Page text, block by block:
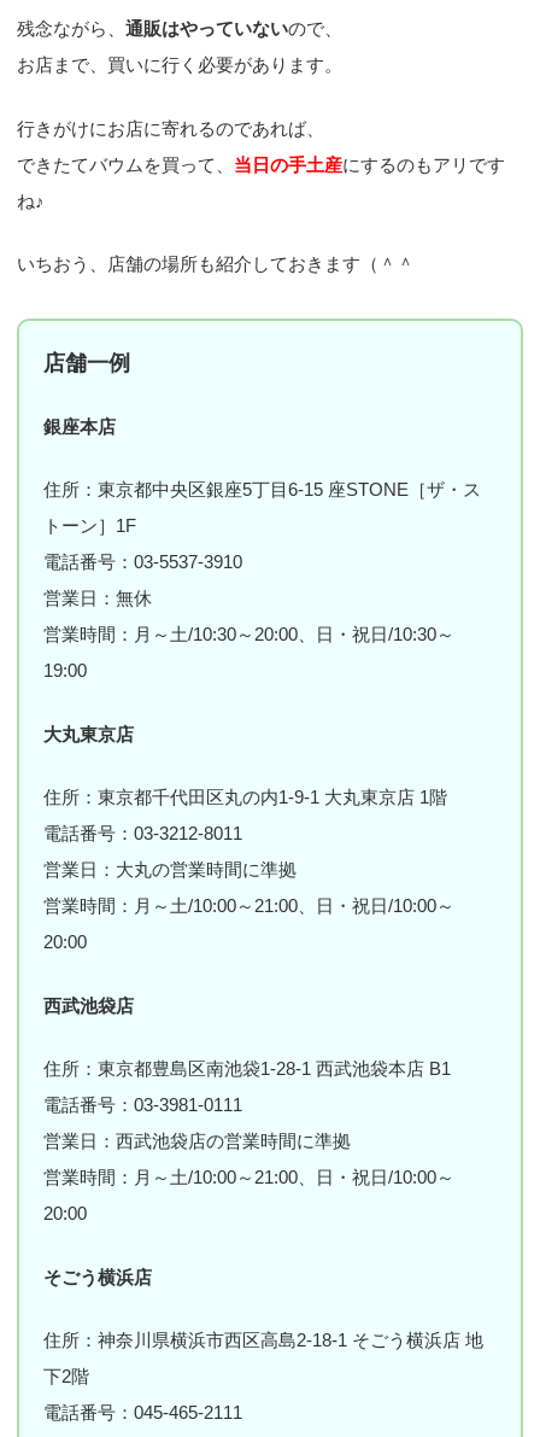
残念ながら、通販はやっていないので、
お店まで、買いに行く必要があります。
行きがけにお店に寄れるのであれば、
できたてバウムを買って、 当日の手土産にするのもアリです
ね♪
いちおう、店舗の場所も紹介しておきます（＾＾ゞ
店舗一例
銀座本店
住所：東京都中央区銀座5丁目6-15 座STONE［ザ・ス
トーン］1F
電話番号：03-5537-3910
営業日：無休
営業時間：月～土/10:30～20:00、日・祝日/10:30～
19:00
大丸東京店
住所：東京都千代田区丸の内1-9-1 大丸東京店 1階
電話番号：03-3212-8011
営業日：大丸の営業時間に準拠
営業時間：月～土/10:00～21:00、日・祝日/10:00～
20:00
西武池袋店
住所：東京都豊島区南池袋1-28-1 西武池袋本店 B1
電話番号：03-3981-0111
営業日：西武池袋店の営業時間に準拠
営業時間：月～土/10:00～21:00、日・祝日/10:00～
20:00
そごう横浜店
住所：神奈川県横浜市西区高島2-18-1 そごう横浜店 地
下2階
電話番号：045-465-2111